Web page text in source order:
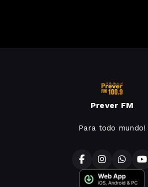
Prever FM
Para todo mundo!